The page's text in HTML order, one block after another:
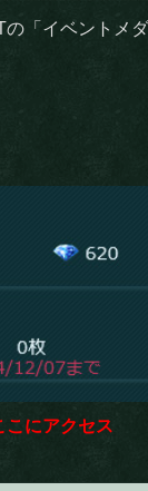
の「イベントメ
こにアクセス